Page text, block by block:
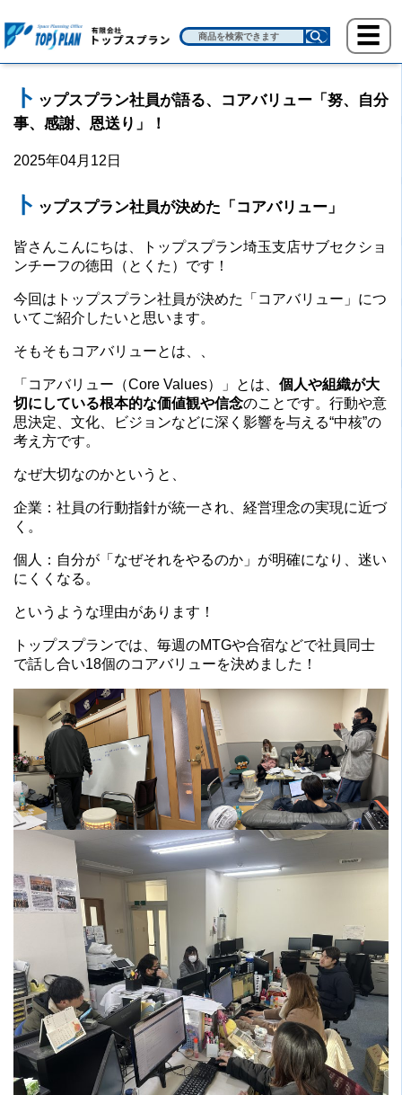
ト ップスプラン社員が語る、コアバリュー「努、自分
事、感謝、恩送り」！
2025年04月12日
ト ップスプラン社員が決めた「コアバリュー」
皆さんこんにちは、トップスプラン埼玉支店サブセクショ
ンチーフの徳田（とくた）です！
今回はトップスプラン社員が決めた「コアバリュー」につ
いてご紹介したいと思います。
そもそもコアバリューとは、、
「コアバリュー（Core Values）」とは、 個人や組織が大
切にしている根本的な価値観や信念のことです。行動や意
思決定、文化、ビジョンなどに深く影響を与える“中核”の
考え方です。
なぜ大切なのかというと、
企業：社員の行動指針が統一され、経営理念の実現に近づ
く。
個人：自分が「なぜそれをやるのか」が明確になり、迷い
にくくなる。
というような理由があります！
トップスプランでは、毎週のMTGや合宿などで社員同士
で話し合い18個のコアバリューを決めました！